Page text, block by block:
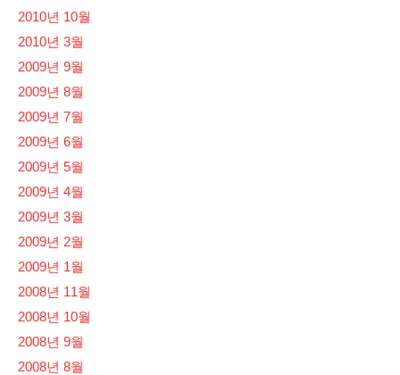
2010년 10월
2010년 3월
2009년 9월
2009년 8월
2009년 7월
2009년 6월
2009년 5월
2009년 4월
2009년 3월
2009년 2월
2009년 1월
2008년 11월
2008년 10월
2008년 9월
2008년 8월